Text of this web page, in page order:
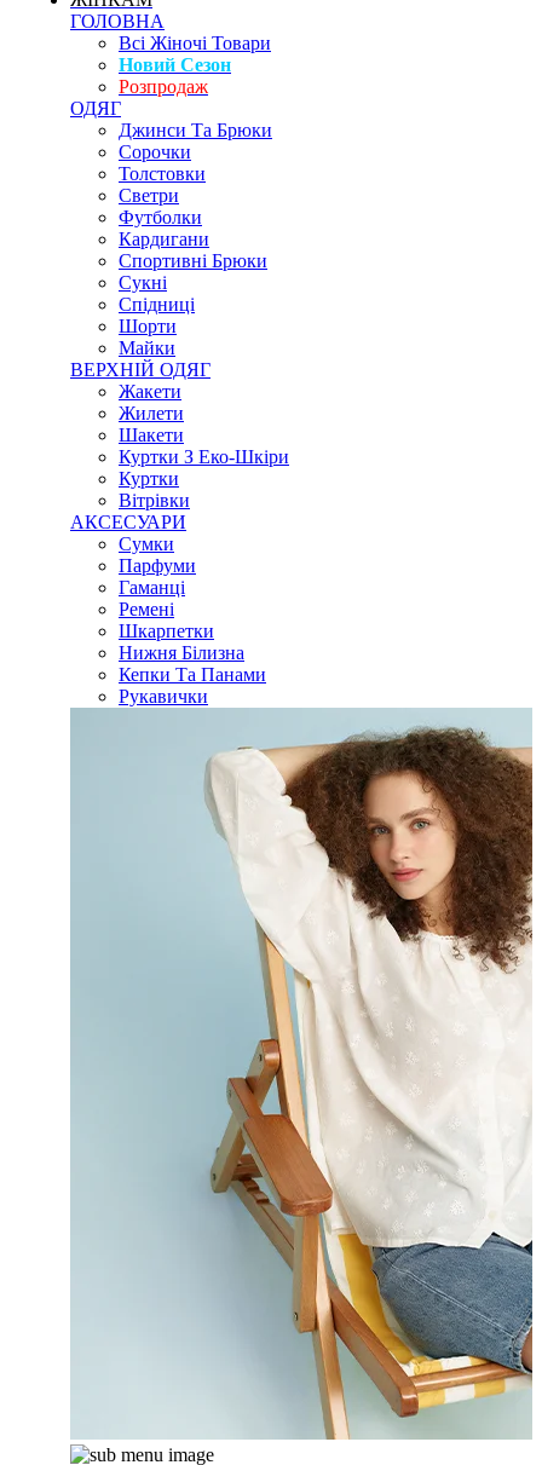
ГОЛОВНА
Всі Жіночі Товари
Новий Сезон
Розпродаж
ОДЯГ
Джинси Та Брюки
Сорочки
Толстовки
Светри
Футболки
Кардигани
Спортивні Брюки
Сукні
Спідниці
Шорти
Майки
ВЕРХНІЙ ОДЯГ
Жакети
Жилети
Шакети
Куртки З Еко-Шкіри
Куртки
Вітрівки
АКСЕСУАРИ
Сумки
Парфуми
Гаманці
Ремені
Шкарпетки
Нижня Білизна
Кепки Та Панами
Рукавички